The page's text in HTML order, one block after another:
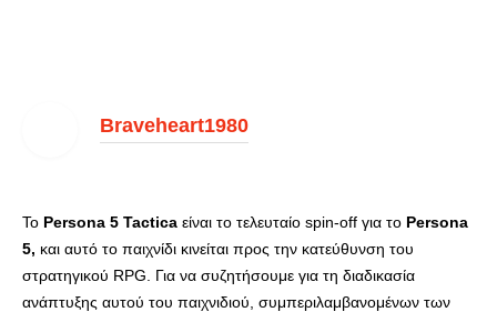
Braveheart1980
Το Persona 5 Tactica είναι το τελευταίο spin-off για το Persona
5, και αυτό το παιχνίδι κινείται προς την κατεύθυνση του
στρατηγικού RPG. Για να συζητήσουμε για τη διαδικασία
ανάπτυξης αυτού του παιχνιδιού, συμπεριλαμβανομένων των